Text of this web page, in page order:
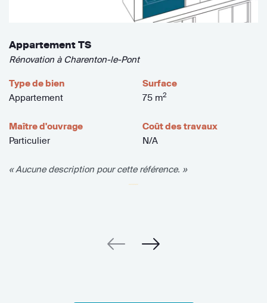
Appartement TS
Rénovation à Charenton-le-Pont
Type de bien
Appartement
Surface
75 m2
Maître d'ouvrage
Particulier
Coût des travaux
N/A
« Aucune description pour cette référence. »